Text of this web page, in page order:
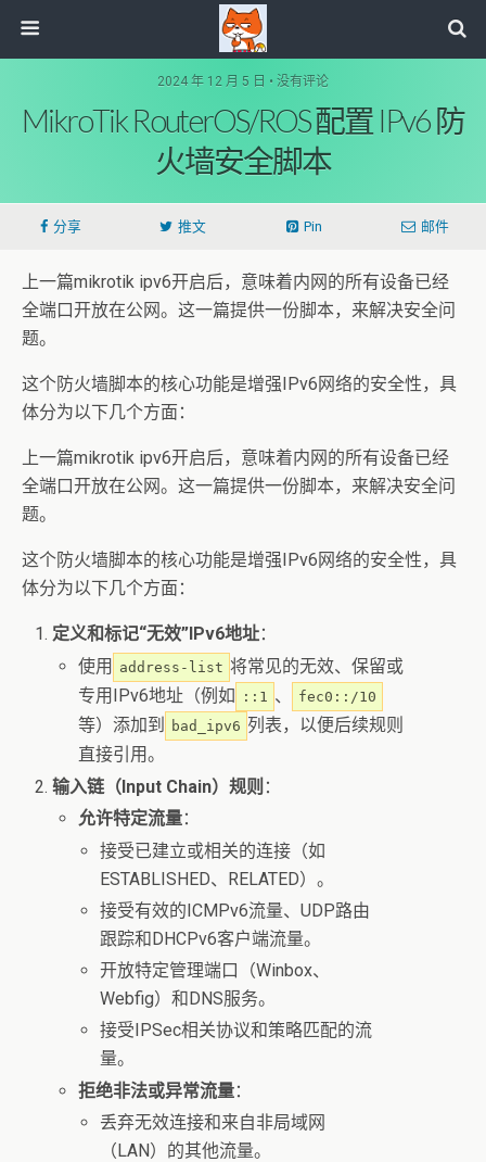
2024 年 12 月 5 日 • 没有评论
MikroTik RouterOS/ROS 配置 IPv6 防
火墙安全脚本
分享 推文 Pin 邮件
上一篇mikrotik ipv6开启后，意味着内网的所有设备已经
全端口开放在公网。这一篇提供一份脚本，来解决安全问
题。
这个防火墙脚本的核心功能是增强IPv6网络的安全性，具
体分为以下几个方面：
上一篇mikrotik ipv6开启后，意味着内网的所有设备已经
全端口开放在公网。这一篇提供一份脚本，来解决安全问
题。
这个防火墙脚本的核心功能是增强IPv6网络的安全性，具
体分为以下几个方面：
定义和标记“无效”IPv6地址：
使用
address-list 将常见的无效、保留或
专用IPv6地址（例如
::1 、 fec0::/10
等）添加到 bad_ipv6 列表，以便后续规则
直接引用。
输入链（Input Chain）规则 ：
允许特定流量：
接受已建立或相关的连接（如
ESTABLISHED、RELATED）。
接受有效的ICMPv6流量、UDP路由
跟踪和DHCPv6客户端流量。
开放特定管理端口（Winbox、
Webfig）和DNS服务。
接受IPSec相关协议和策略匹配的流
量。
拒绝非法或异常流量：
丢弃无效连接和来自非局域网
（LAN）的其他流量。